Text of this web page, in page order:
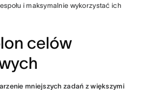
i maksymalnie wykorzystać ich
celów
mniejszych zadań z większymi